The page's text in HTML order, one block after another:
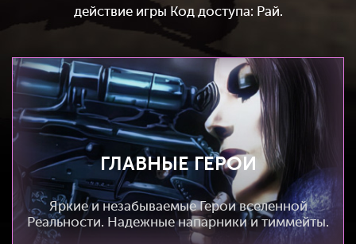
действие игры Код доступа: Рай.
ГЛАВНЫЕ ГЕРОИ
Яркие и незабываемые Герои вселенной
Реальности. Надежные напарники и тиммейты.